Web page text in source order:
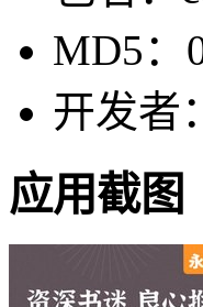
MD5：
开发者
应用截图